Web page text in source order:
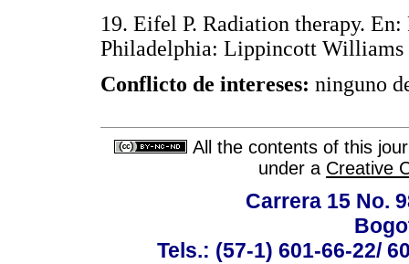
19. Eifel P. Radiation therapy.
Philadelphia: Lippincott
Conflicto de intereses: ninguno
All the contents of this
under a Creative
Carrera 15 No.
Tels.: (57-1) 601-66-22/